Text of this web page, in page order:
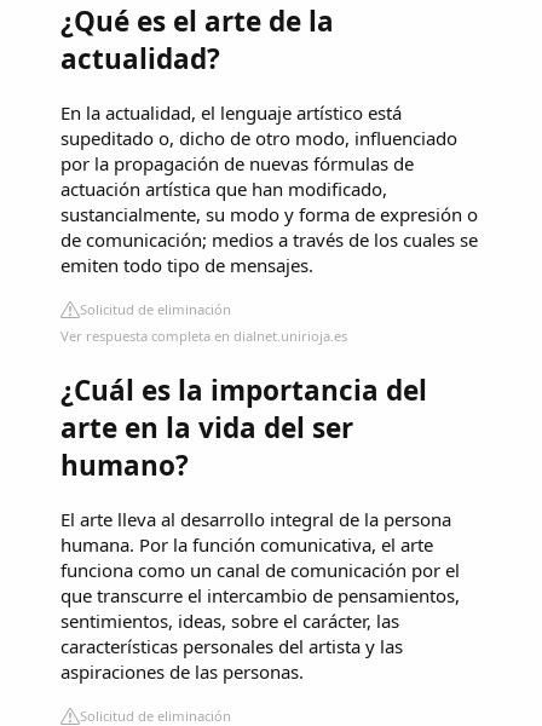
¿Qué es el arte de la
actualidad?
En la actualidad, el lenguaje artístico está
supeditado o, dicho de otro modo, influenciado
por la propagación de nuevas fórmulas de
actuación artística que han modificado,
sustancialmente, su modo y forma de expresión o
de comunicación; medios a través de los cuales se
emiten todo tipo de mensajes.
Solicitud de eliminación
Ver respuesta completa en dialnet.unirioja.es
¿Cuál es la importancia del
arte en la vida del ser
humano?
El arte lleva al desarrollo integral de la persona
humana. Por la función comunicativa, el arte
funciona como un canal de comunicación por el
que transcurre el intercambio de pensamientos,
sentimientos, ideas, sobre el carácter, las
características personales del artista y las
aspiraciones de las personas.
Solicitud de eliminación